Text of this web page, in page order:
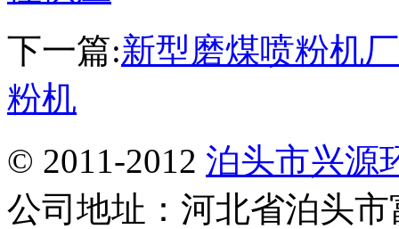
下一篇:新型磨煤喷粉机
粉机
© 2011-2012 泊头市兴源
公司地址：河北省泊头